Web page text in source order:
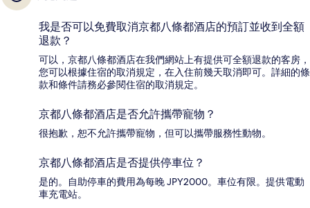
我是否可以免費取消京都八條都酒店的預訂並收到全額
退款？
可以，京都八條都酒店在我們網站上有提供可全額退款的客房，
您可以根據住宿的取消規定，在入住前幾天取消即可。詳細的條
款和條件請務必參閱住宿的取消規定。
京都八條都酒店是否允許攜帶寵物？
很抱歉，恕不允許攜帶寵物，但可以攜帶服務性動物。
京都八條都酒店是否提供停車位？
是的。自助停車的費用為每晚 JPY2000。車位有限。提供電動
車充電站。